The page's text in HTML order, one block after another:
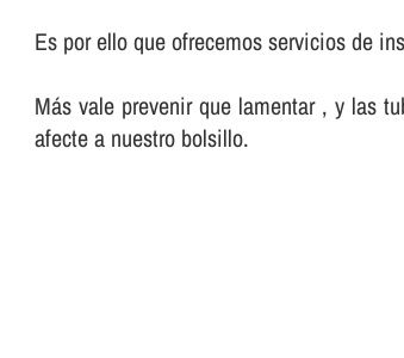
Es por ello que ofrecemos servicios de
Más vale prevenir que lamentar , y las
afecte a nuestro bolsillo.